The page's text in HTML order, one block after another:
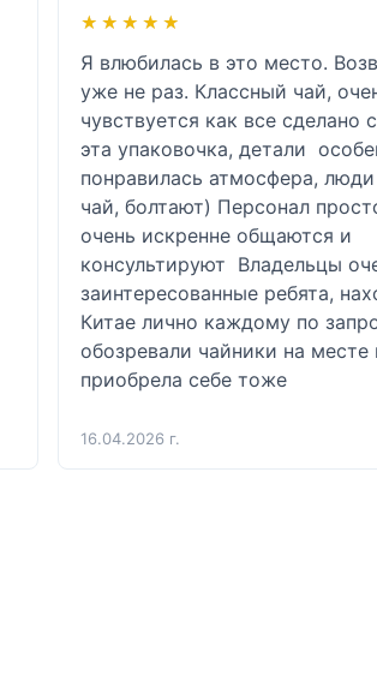
★★★★★
★★★★★
Я влюбилась в это место.
уже не раз. Классный чай,
чувствуется как все сделано
эта упаковочка, детали
понравилась атмосфера,
чай, болтают) Персонал
очень искренне общаются и
консультируют  Владельцы
заинтересованные ребята,
Китае лично каждому по
обозревали чайники на месте
приобрела себе тоже
16.04.2026 г.